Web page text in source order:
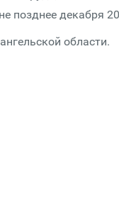
позднее декабря
области.